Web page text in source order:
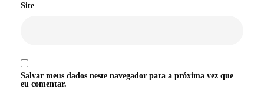
Site
Salvar meus dados neste navegador para a próxima vez que
eu comentar.